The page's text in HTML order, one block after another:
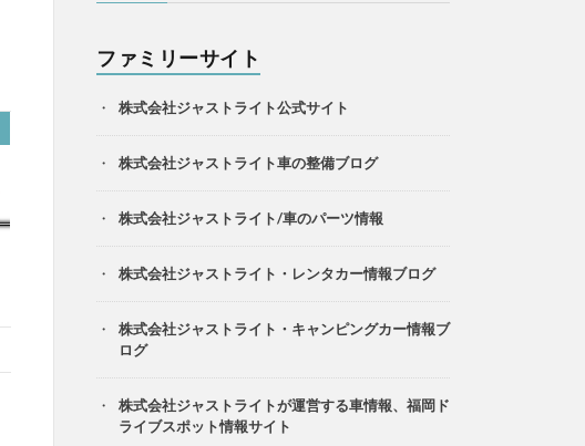
ファミリーサイト
株式会社ジャストライト公式サイト
株式会社ジャストライト車の整備ブログ
株式会社ジャストライト/車のパーツ情報
株式会社ジャストライト・レンタカー情報ブログ
株式会社ジャストライト・キャンピングカー情報ブ
ログ
株式会社ジャストライトが運営する車情報、福岡ド
ライブスポット情報サイト